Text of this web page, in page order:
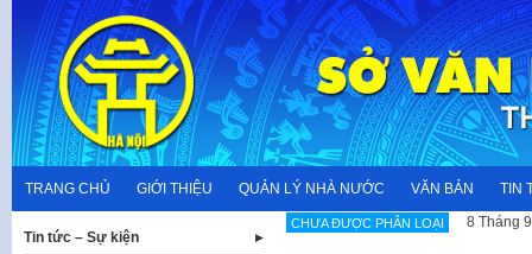
content
TRANG CHỦ GIỚI THIỆU QUẢN LÝ NHÀ NƯỚC VĂN BẢN TIN
CHƯA ĐƯỢC PHÂN LOẠI 8 Tháng
Tin tức – Sự kiện